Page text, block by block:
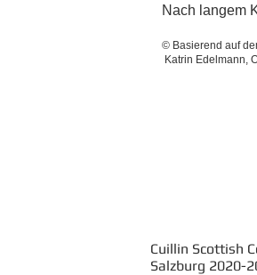
Nach langem
© Basierend auf
Katrin Edelmann,
Cuillin Scottish
Salzburg 2020-